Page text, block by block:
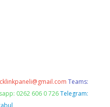
Teams:
0262 606 0 726 Telegram: